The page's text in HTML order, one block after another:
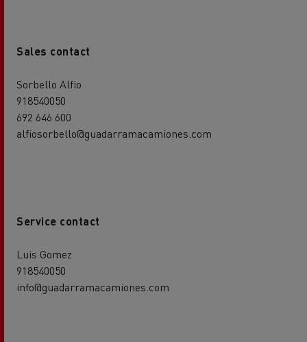
Sales contact
Sorbello Alfio
918540050
692 646 600
alfiosorbello@guadarramacamiones.com
Service contact
Luis Gomez
918540050
info@guadarramacamiones.com